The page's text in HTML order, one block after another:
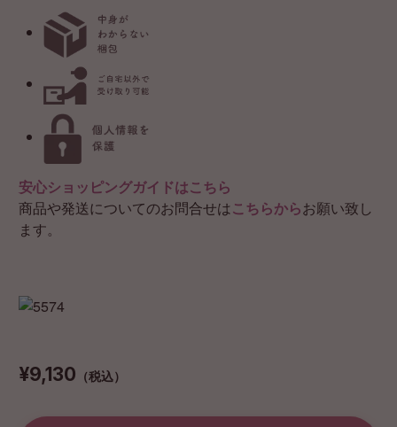
安心ショッピングガイドはこちら
商品や発送についてのお問合せはこちらからお願い致し
ます。
¥9,130 （税込）